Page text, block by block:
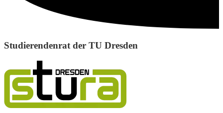
Studierendenrat der TU Dresden